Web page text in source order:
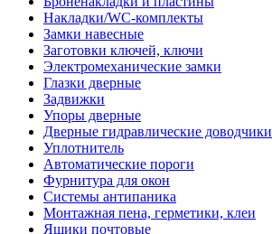
Накладки/WC-комплекты
Замки навесные
Заготовки ключей, ключи
Электромеханические замки
Глазки дверные
Задвижки
Упоры дверные
Дверные гидравлические доводчики
Уплотнитель
Автоматические пороги
Фурнитура для окон
Системы антипаника
Монтажная пена, герметики, клеи
Ящики почтовые